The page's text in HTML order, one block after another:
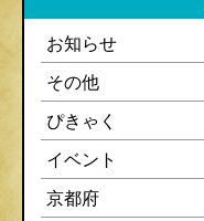
お知らせ
その他
ぴきゃく
イベント
京都府